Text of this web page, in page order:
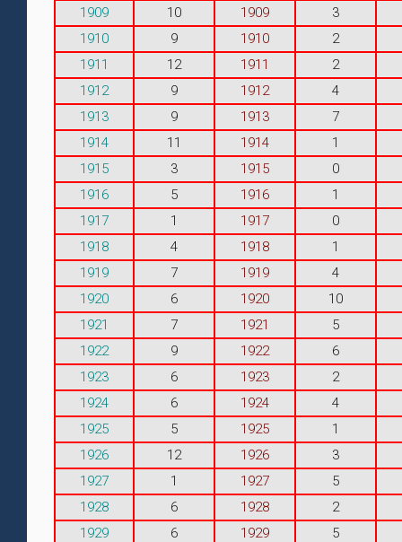
1909 10 1909
3
1910
9 1910
2
1911
12 1911
2
1912
9 1912
4
1913
9 1913
7
1914
11 1914
1
1915
3 1915
0
1916
5 1916
1
1917
1 1917
0
1918
4 1918
1
1919
7 1919
4
1920
6 1920
10
1921
7 1921
5
1922
9 1922
6
1923
6 1923
2
1924
6 1924
4
1925
5 1925
1
1926
12 1926
3
1927
1 1927
5
1928
6 1928
2
1929
6 1929
5